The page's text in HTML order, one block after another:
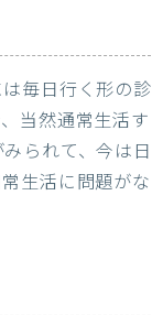
毎日行く形の診
当然通常生活す
られて、今は日
生活に問題がな